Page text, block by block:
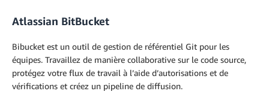
Atlassian BitBucket
Bibucket est un outil de gestion de référentiel Git pour les
équipes. Travaillez de manière collaborative sur le code source,
protégez votre flux de travail à l’aide d’autorisations et de
vérifications et créez un pipeline de diffusion.